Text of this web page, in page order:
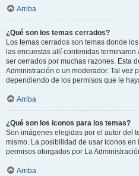
Arriba
¿Qué son los temas cerrados?
Los temas cerrados son temas donde
las encuestas allí contenidas
ser cerrados por muchas razones. Esta
Administración o un moderador. Tal vez
dependiendo de los permisos que le
Arriba
¿Qué son los iconos para los temas?
Son imágenes elegidas por el autor del
mismo. La posibilidad de usar iconos
permisos otorgados por La
Arriba